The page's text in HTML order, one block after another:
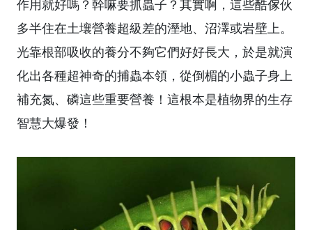
作用就好嗎？幹嘛要抓蟲子？其實啊，這些酷傢伙
多半住在土壤營養超級差的溼地、沼澤或岩壁上。
光靠根部吸收的養分不夠它們好好長大，於是就演
化出各種超神奇的捕蟲本領，從倒楣的小蟲子身上
補充氮、磷這些重要營養！這根本是植物界的生存
智慧大爆發！